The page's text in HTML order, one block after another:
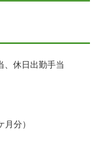
、休日出勤手当
分）